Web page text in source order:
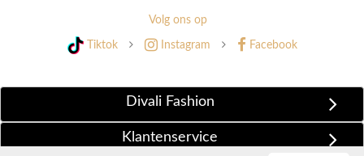
Volg ons op
Tiktok Instagram Facebook
Divali Fashion
Klantenservice